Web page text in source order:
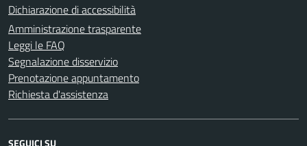
Dichiarazione di accessibilità
Amministrazione trasparente
Leggi le FAQ
Segnalazione disservizio
Prenotazione appuntamento
Richiesta d'assistenza
SEGUICI SU